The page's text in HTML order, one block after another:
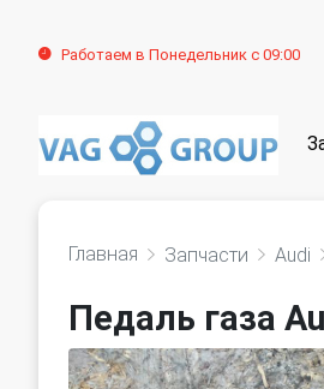
Работаем в Понедельник с 09:00
Главная Запчасти Audi
Педаль газа